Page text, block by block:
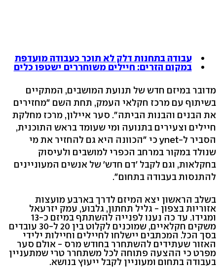
עבודה בתחנות דלק לא תוכר כעבודה מועדפת
במקום הזרים: חיילים משוחררים ישטפו כלים
מדובר במיזם חדש של תנועת המושבים, המתקיים
בשיתוף עם מרכז חקלאי העמק, תחת השם "מחזירים
את הבנים והבנות הביתה". סער איילון, מרכז מחלקת
חיילים וצעירים בתנועה ומי שעומד בראש התוכנית,
הסביר ל-ynet כי "הכוונה היא גם להחזיר את מי
שנולד במקור במרחב הכפרי למושבים ולעיסוק
בחקלאות, וגם לקבל 'דם חדש' של אנשים המעוניינים
להתנסות בעבודה בתחום".
בשלב הראשון יצא המיזם לדרך בארבע מועצות
אזוריות בצפון - גליל תחתון, גלבוע, עמק יזרעאל
ומגידו. עד כה נענו לפנייה להשתתף במיזם כ-13
משקים חקלאיים, שמוכנים לקלוט בין 20 ל-30 עובדים
בסך הכל. המכתבים יישלחו לחיילים וחיילות ילידי
האזור שעתידים להשתחרר בחודש מרס - אולם סער
מפרט כי ההצעה פתוחה לכל משתחרר טרי שמתעניין
בעבודה בתחום ומעוניין לקבל ייעוץ בנושא.